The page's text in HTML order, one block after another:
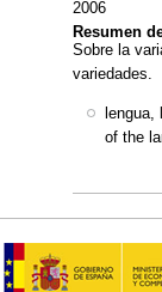
2006
Resumen
Sobre la
variedades.
of the